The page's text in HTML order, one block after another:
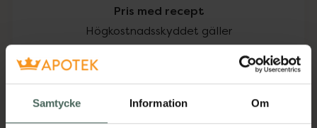
Samtycke Information Om
Pris med recept
Högkostnadsskyddet gäller
6313,75 kr
I apotek: 6313,75 kr